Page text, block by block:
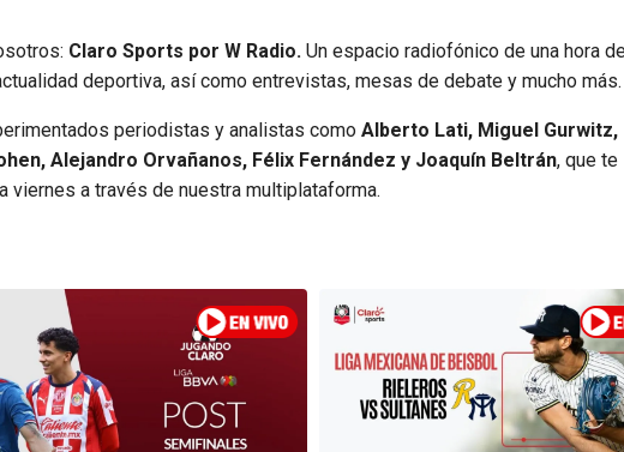
Claro Sports por W Radio. Un espacio radiofónico de una hora
deportiva, así como entrevistas, mesas de debate y mucho más.
periodistas y analistas como Alberto Lati, Miguel Gurwitz,
Alejandro Orvañanos, Félix Fernández y Joaquín Beltrán, que te
viernes a través de nuestra multiplataforma.